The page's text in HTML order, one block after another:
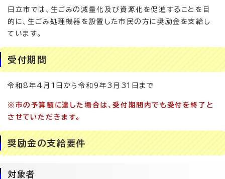
日立市では、生ごみの減量化及び資源化を促進することを目
的に、生ごみ処理機器を設置した市民の方に奨励金を支給し
ています。
受付期間
令和8年4月1日から令和9年3月31日まで
※市の予算額に達した場合は、受付期間内でも受付を終了と
させていただきます。
奨励金の支給要件
対象者